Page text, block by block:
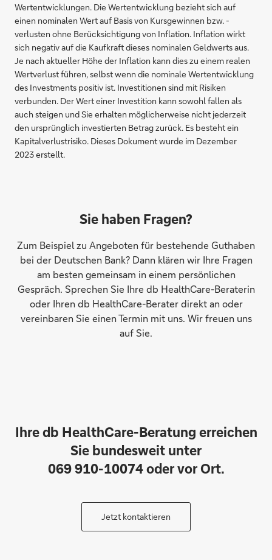
Wertentwicklungen. Die Wertentwicklung bezieht sich auf
einen nominalen Wert auf Basis von Kursgewinnen bzw. -
verlusten ohne Berücksichtigung von Inflation. Inflation wirkt
sich negativ auf die Kaufkraft dieses nominalen Geldwerts aus.
Je nach aktueller Höhe der Inflation kann dies zu einem realen
Wertverlust führen, selbst wenn die nominale Wertentwicklung
des Investments positiv ist. Investitionen sind mit Risiken
verbunden. Der Wert einer Investition kann sowohl fallen als
auch steigen und Sie erhalten möglicherweise nicht jederzeit
den ursprünglich investierten Betrag zurück. Es besteht ein
Kapitalverlustrisiko. Dieses Dokument wurde im Dezember
2023 erstellt.
Sie haben Fragen?
Zum Beispiel zu Angeboten für bestehende Guthaben
bei der Deutschen Bank? Dann klären wir Ihre Fragen
am besten gemeinsam in einem persönlichen
Gespräch. Sprechen Sie Ihre db HealthCare-Beraterin
oder Ihren db HealthCare-Berater direkt an oder
vereinbaren Sie einen Termin mit uns. Wir freuen uns
auf Sie.
Ihre db HealthCare-Beratung erreichen
Sie bundesweit unter
069 910-10074 oder vor Ort.
Jetzt kontaktieren